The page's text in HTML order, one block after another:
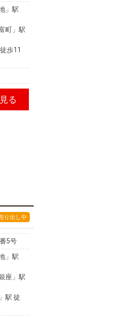
」駅
町」駅
歩11
る
り出し中
5号
」駅
座」駅
駅 徒